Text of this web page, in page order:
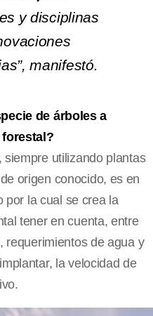
y disciplinas
manifestó.
de árboles a
utilizando plantas
origen conocido, es en
por la cual se crea la
tener en cuenta, entre
requerimientos de agua y
la velocidad de